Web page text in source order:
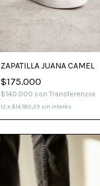
ZAPATILLA JUANA CAMEL
$175.000
$140.000 con Transferencia
12 x $14.583,33 sin interés